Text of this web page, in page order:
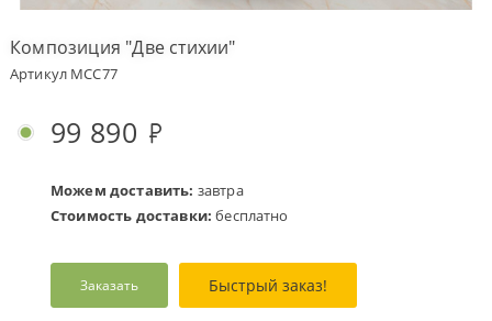
Условия
Бонусная
программа
Корпоративным
клиентам
связь
language
Композиция "Две стихии"
Артикул MCC77
99 890
Можем доставить: завтра
Стоимость доставки: бесплатно
Заказать Быстрый заказ!